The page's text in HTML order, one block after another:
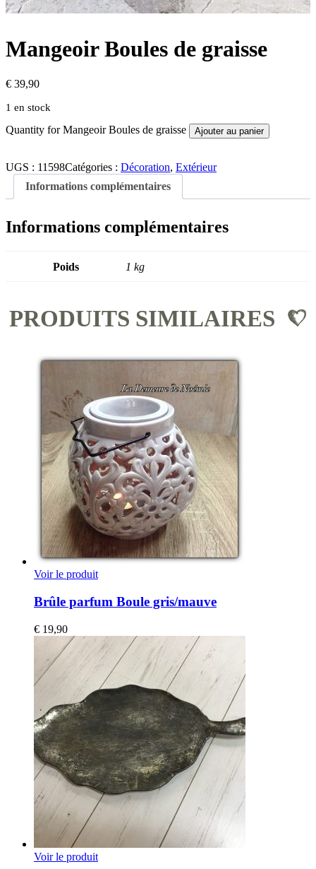
Mangeoir Boules de graisse
€ 39,90
1 en stock
Quantity for Mangeoir Boules de graisse Ajouter au panier
UGS : 11598Catégories : Décoration, Extérieur
Informations complémentaires
Informations complémentaires
Poids 1 kg
PRODUITS SIMILAIRES
Voir le produit
Brûle parfum Boule gris/mauve
€ 19,90
Voir le produit